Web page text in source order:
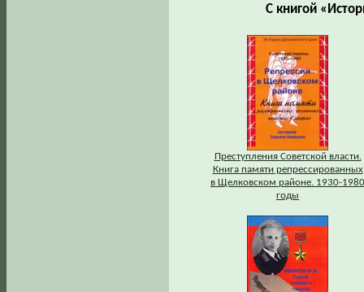
С книгой
Преступления Советской власти.
Книга памяти репрессированных
в Щелковском районе. 1930-1980
годы